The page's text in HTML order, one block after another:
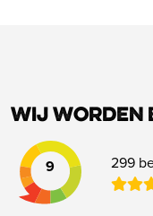
Wij worden
9 299